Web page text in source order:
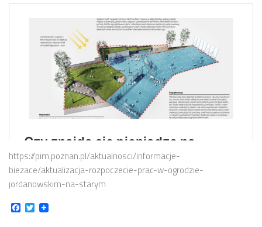
https://pim.poznan.pl/aktualnosci/informacje-
biezace/aktualizacja-rozpoczecie-prac-w-ogrodzie-
jordanowskim-na-starym
Facebook
Twitter